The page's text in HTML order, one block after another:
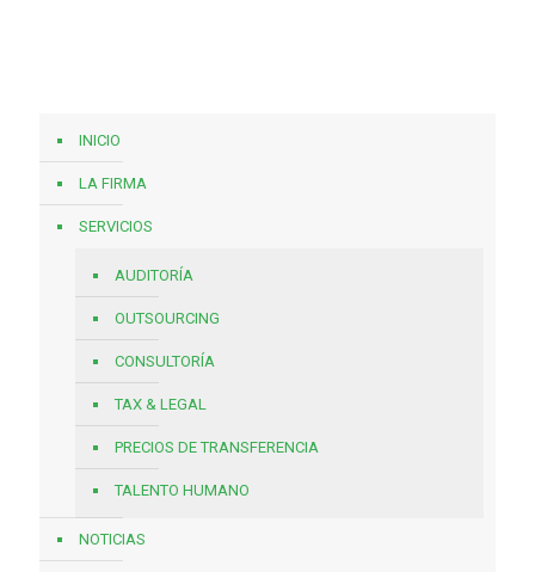
INICIO
LA FIRMA
SERVICIOS
AUDITORÍA
OUTSOURCING
CONSULTORÍA
TAX & LEGAL
PRECIOS DE TRANSFERENCIA
TALENTO HUMANO
NOTICIAS